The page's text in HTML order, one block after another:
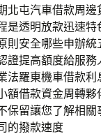
北屯汽車借款周
是透明放款迅速
則安全哪些申辦
證提高額度給服
法羅東機車借款
額借款資金周轉
保留讓您了解相
的撥款速度